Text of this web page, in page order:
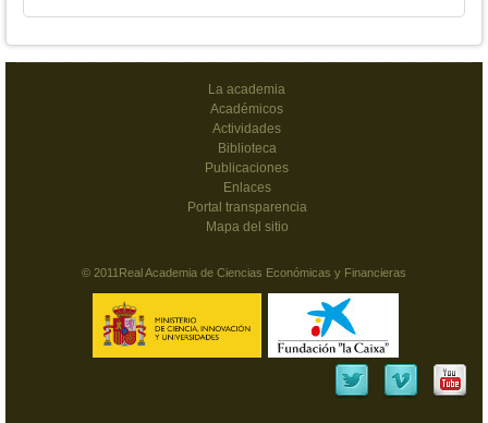
La academia
Académicos
Actividades
Biblioteca
Publicaciones
Enlaces
Portal transparencia
Mapa del sitio
© 2011Real Academia de Ciencias Económicas y Financieras